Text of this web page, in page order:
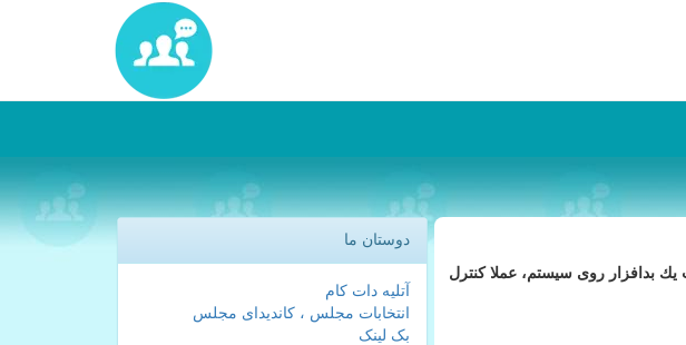
یك بدافزار روی سیستم، عملا كنترل
دوستان ما
آتلیه دات کام
انتخابات مجلس ، کاندیدای مجلس
بک لینک